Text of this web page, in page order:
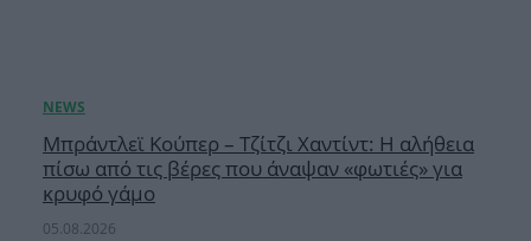
Μπράντλεϊ Κούπερ – Τζίτζι Χαντίντ: Η αλήθεια
πίσω από τις βέρες που άναψαν «φωτιές» για
κρυφό γάμο
05.08.2026